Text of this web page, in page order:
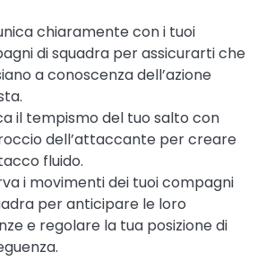
chiaramente con i tuoi
di squadra per assicurarti che
a conoscenza dell’azione
il tempismo del tuo salto con
dell’attaccante per creare
fluido.
i movimenti dei tuoi compagni
per anticipare le loro
e regolare la tua posizione di